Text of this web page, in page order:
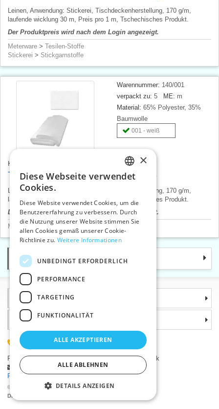
Leinen, Anwendung: Stickerei, Tischdeckenherstellung, 170 g/m,
laufende wicklung 30 m, Preis pro 1 m, Tschechisches Produkt.
Der Produktpreis wird nach dem Login angezeigt.
Meterware > Tesilen-Stoffe
Stickerei > Stickgarnstoffe
Warennummer: 140/001
verpackt zu: 5 ME: m
Material: 65% Polyester, 35%
Baumwolle
001 - weiß
Karten Nr.:
Tesilen SAMANTA Breite 140 cm weiß
Leinen, Anwendung: Stickerei, Tischdeckenherstellung, 170 g/m,
laufende wicklung 30 m, Preis pro 1 m, Tschechisches Produkt.
Der Produktpreis wird nach dem Login angezeigt.
Meterware>Tesilen-Stoffe
Kategorie
Informationen
©2026 Kurzwaren-Großhandel - VTC AG., Uničov
Die Preise werden nach dem Login angezeigt.
Warum sollten Sie gerade uns wählen?
(+420) 585 051 217
Plzeňská 868, 783 91 Uničov, Tschechische Republik
Stellen Sie eine Frage|
Fehler melden
Probleme bei der Anmeldung ?
CZECH
ENGLISH
×
Diese Webseite verwendet
Cookies.
Diese Website verwendet Cookies, um die
Benutzererfahrung zu verbessern. Durch
die Nutzung unserer Website stimmen Sie
allen Cookies gemäß unserer Cookie-
Richtlinie zu. Weitere Informationen
UNBEDINGT ERFORDERLICH
PERFORMANCE
TARGETING
FUNKTIONALITÄT
ALLE AKZEPTIEREN
ALLE ABLEHNEN
DETAILS ANZEIGEN